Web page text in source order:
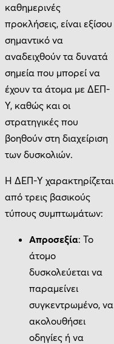
καθημερινές
προκλήσεις, είναι εξίσου
σημαντικό να
αναδειχθούν τα δυνατά
σημεία που μπορεί να
έχουν τα άτομα με ΔΕΠ-
Υ, καθώς και οι
στρατηγικές που
βοηθούν στη διαχείριση
των δυσκολιών.
Η ΔΕΠ-Υ χαρακτηρίζεται
από τρεις βασικούς
τύπους συμπτωμάτων:
Απροσεξία: Το
άτομο
δυσκολεύεται να
παραμείνει
συγκεντρωμένο, να
ακολουθήσει
οδηγίες ή να